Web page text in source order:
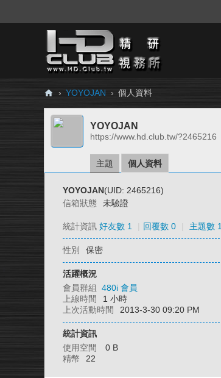
H
Cl
› YOYOJAN › 個人資料
YOYOJAN
https://www.hd.club.tw/?2465216
主題 個人資料
YOYOJAN(UID: 2465216)
信箱狀態
未驗證
統計資訊 好友數 1 回覆數 0 主題數 1
性別 保密
活躍概況
會員群組 480i 會員
上線時間
1 小時
上次活動時間
2013-3-30 09:20 PM
統計資訊
使用空間
0 B
精幣
22